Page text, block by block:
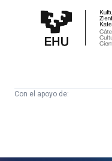
Cultura
Científica
Con el apoyo de: